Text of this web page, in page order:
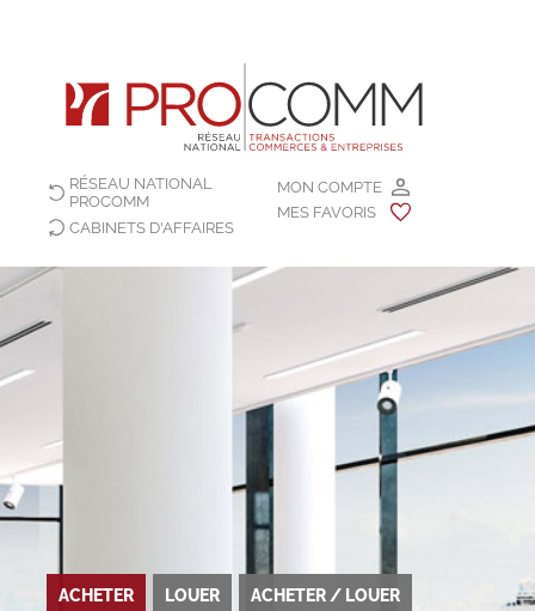
MON COMPTE
MES FAVORIS
RÉSEAU NATIONAL
PROCOMM
CABINETS D'AFFAIRES
ACHETER LOUER ACHETER / LOUER